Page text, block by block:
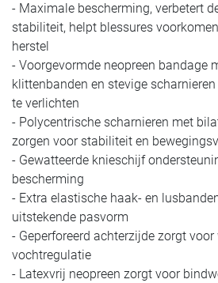
- Maximale bescherming, verbetert
stabiliteit, helpt blessures
herstel
- Voorgevormde neopreen bandage
klittenbanden en stevige
te verlichten
- Polycentrische scharnieren met
zorgen voor stabiliteit en
- Gewatteerde knieschijf
bescherming
- Extra elastische haak- en
uitstekende pasvorm
- Geperforeerd achterzijde zorgt voor
vochtregulatie
- Latexvrij neopreen zorgt voor